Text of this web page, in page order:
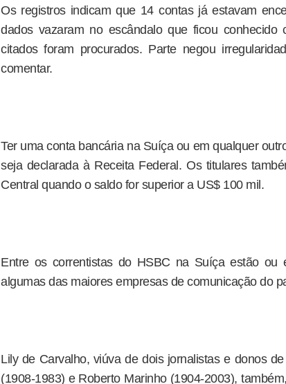
Os registros indicam que 14 contas já estavam
dados vazaram no escândalo que ficou conhecido
citados foram procurados. Parte negou
comentar.
Ter uma conta bancária na Suíça ou em qualquer
seja declarada à Receita Federal. Os titulares
Central quando o saldo for superior a US$ 100 mil.
Entre os correntistas do HSBC na Suíça estão ou
algumas das maiores empresas de comunicação do
Lily de Carvalho, viúva de dois jornalistas e donos
(1908-1983) e Roberto Marinho (1904-2003),